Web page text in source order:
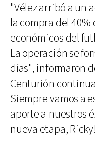
"Vélez arribó a un
la compra del 40%
económicos del
La operación se
días", informaron
Centurión
Siempre vamos a
aporte a nuestros
nueva etapa,